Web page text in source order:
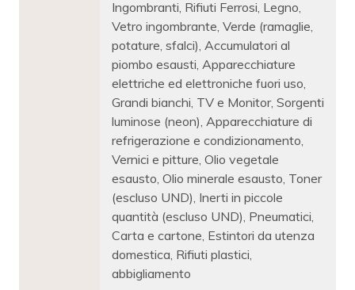
Ingombranti, Rifiuti Ferrosi, Legno,
Vetro ingombrante, Verde (ramaglie,
potature, sfalci), Accumulatori al
piombo esausti, Apparecchiature
elettriche ed elettroniche fuori uso,
Grandi bianchi, TV e Monitor, Sorgenti
luminose (neon), Apparecchiature di
refrigerazione e condizionamento,
Vernici e pitture, Olio vegetale
esausto, Olio minerale esausto, Toner
(escluso UND), Inerti in piccole
quantità (escluso UND), Pneumatici,
Carta e cartone, Estintori da utenza
domestica, Rifiuti plastici,
abbigliamento